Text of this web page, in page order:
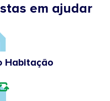
em ajudar
Habitação